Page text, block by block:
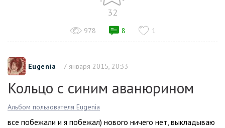
32
978 8 1
Eugenia 7 января 2015, 20:33
Кольцо с синим аванюрином
Альбом пользователя Eugenia
все побежали и я побежал) нового ничего нет, выкладываю